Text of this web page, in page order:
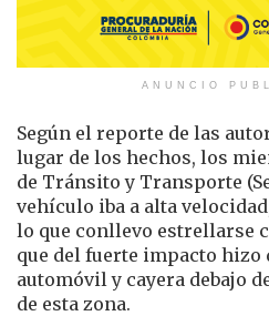
ANUNCIO
Según el reporte de las
lugar de los hechos, los
de Tránsito y Transporte
vehículo iba a alta
lo que conllevo estrellarse
que del fuerte impacto hizo
automóvil y cayera debajo
de esta zona.